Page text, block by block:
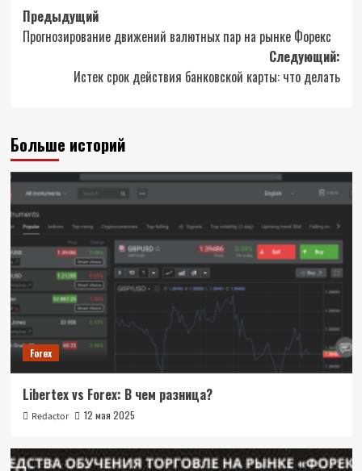
Навигация
записи
Предыдущий
Прогнозирование движений валютных пар на рынке Форекс
Следующий:
Истек срок действия банковской карты: что делать
Больше историй
Forex
Libertex vs Forex: В чем разница?
Redactor 12 мая 2025